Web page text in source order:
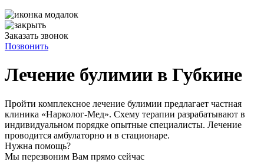
Заказать звонок
Позвонить
Лечение булимии в Губкине
Пройти комплексное лечение булимии предлагает частная
клиника «Нарколог-Мед». Схему терапии разрабатывают в
индивидуальном порядке опытные специалисты. Лечение
проводится амбулаторно и в стационаре.
Нужна помощь?
Мы перезвоним Вам прямо сейчас